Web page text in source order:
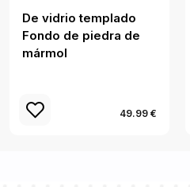
De vidrio templado
Fondo de piedra de
mármol
49.99 €